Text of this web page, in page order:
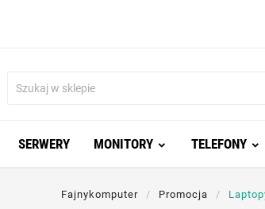
SERWERY MONITORY TELEFONY
Fajnykomputer Promocja